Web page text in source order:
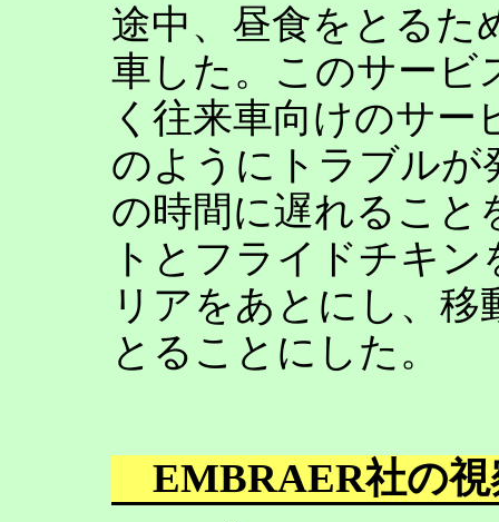
途中、昼食をとるた
車した。このサービ
く往来車向けのサ
のようにトラブル
の時間に遅れること
トとフライドチキ
リアをあとにし、
とることにした。
EMBRAER社の視